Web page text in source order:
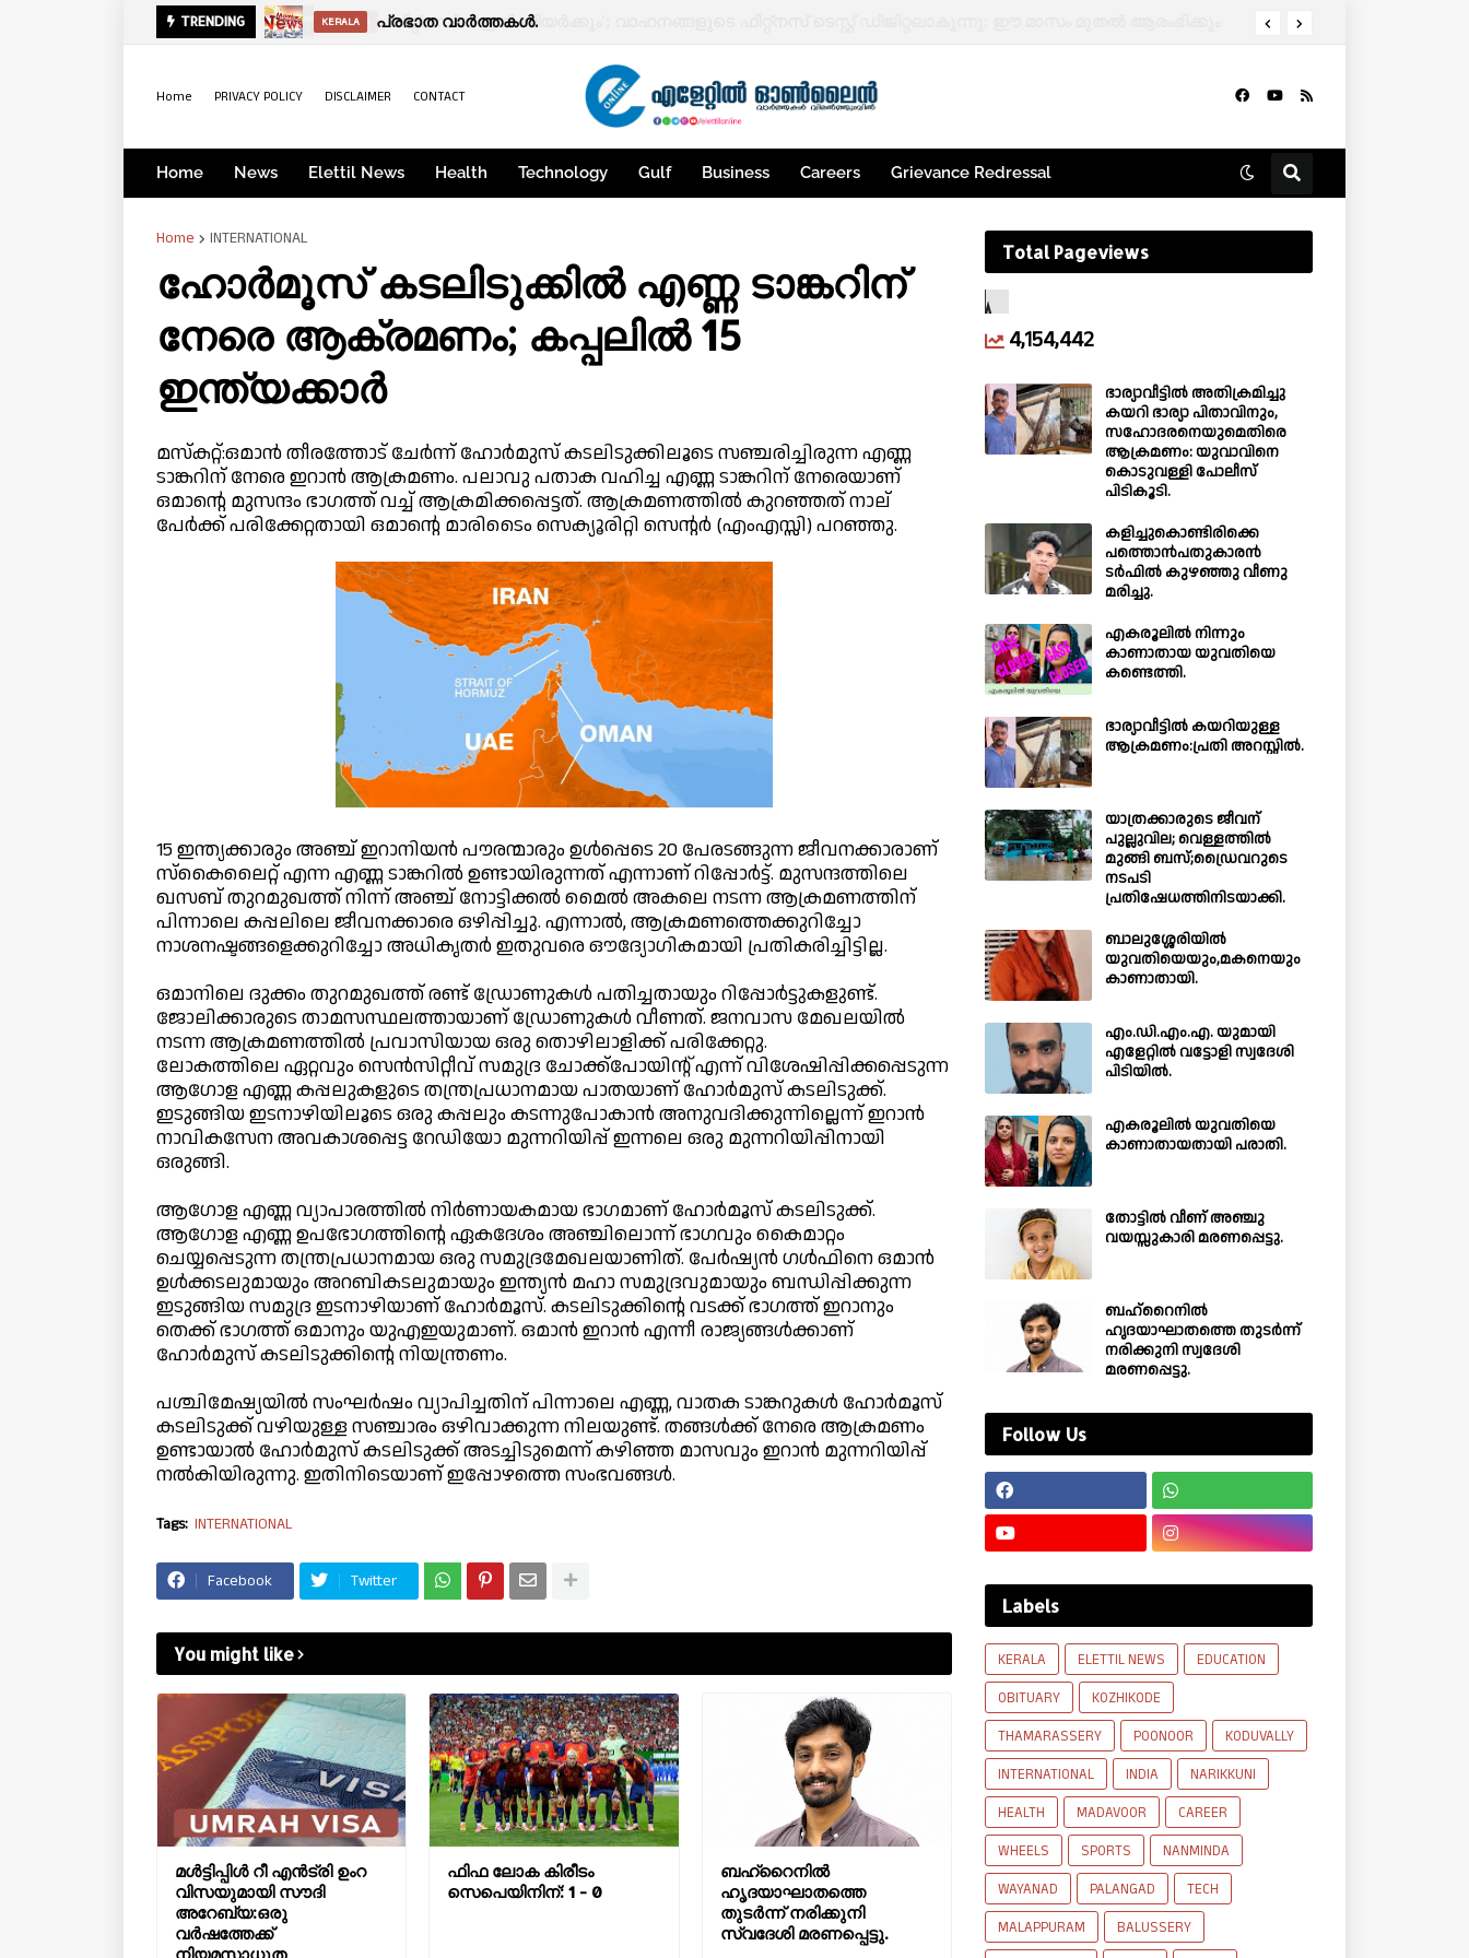
TRENDING KERALA പ്രഭാത വാർത്തകൾ.
Home PRIVACY POLICY DISCLAIMER CONTACT
Home News Elettil News Health Technology Gulf Business Careers Grievance Redressal
Home INTERNATIONAL
ഹോര്‍മൂസ് കടലിടുക്കില്‍ എണ്ണ ടാങ്കറിന്
നേരെ ആക്രമണം; കപ്പലില്‍ 15
ഇന്ത്യക്കാർ
മസ്‌കറ്റ്:ഒമാന്‍ തീരത്തോട് ചേര്‍ന്ന് ഹോര്‍മുസ് കടലിടുക്കിലൂടെ സഞ്ചരിച്ചിരുന്ന എണ്ണ
ടാങ്കറിന് നേരെ ഇറാന്‍ ആക്രമണം. പലാവു പതാക വഹിച്ച എണ്ണ ടാങ്കറിന് നേരെയാണ്
ഒമാന്റെ മുസന്ദം ഭാഗത്ത് വച്ച് ആക്രമിക്കപ്പെട്ടത്. ആക്രമണത്തില്‍ കുറഞ്ഞത് നാല്
പേര്‍ക്ക് പരിക്കേറ്റതായി ഒമാന്റെ മാരിടൈം സെക്യൂരിറ്റി സെന്റര്‍ (എംഎസ്സി) പറഞ്ഞു.
15 ഇന്ത്യക്കാരും അഞ്ച് ഇറാനിയന്‍ പൗരന്മാരും ഉള്‍പ്പെടെ 20 പേരടങ്ങുന്ന ജീവനക്കാരാണ്
സ്‌കൈലൈറ്റ് എന്ന എണ്ണ ടാങ്കറില്‍ ഉണ്ടായിരുന്നത് എന്നാണ് റിപ്പോര്‍ട്ട്. മുസന്ദത്തിലെ
ഖസബ് തുറമുഖത്ത് നിന്ന് അഞ്ച് നോട്ടിക്കല്‍ മൈല്‍ അകലെ നടന്ന ആക്രമണത്തിന്
പിന്നാലെ കപ്പലിലെ ജീവനക്കാരെ ഒഴിപ്പിച്ചു. എന്നാല്‍, ആക്രമണത്തെക്കുറിച്ചോ
നാശനഷ്ടങ്ങളെക്കുറിച്ചോ അധികൃതര്‍ ഇതുവരെ ഔദ്യോഗികമായി പ്രതികരിച്ചിട്ടില്ല.
ഒമാനിലെ ദുക്കം തുറമുഖത്ത് രണ്ട് ഡ്രോണുകള്‍ പതിച്ചതായും റിപ്പോര്‍ട്ടുകളുണ്ട്.
ജോലിക്കാരുടെ താമസസ്ഥലത്തായാണ് ഡ്രോണുകള്‍ വീണത്. ജനവാസ മേഖലയില്‍
നടന്ന ആക്രമണത്തില്‍ പ്രവാസിയായ ഒരു തൊഴിലാളിക്ക് പരിക്കേറ്റു.
ലോകത്തിലെ ഏറ്റവും സെന്‍സിറ്റീവ് സമുദ്ര ചോക്ക്പോയിന്റ് എന്ന് വിശേഷിപ്പിക്കപ്പെടുന്ന
ആഗോള എണ്ണ കപ്പലുകളുടെ തന്ത്രപ്രധാനമായ പാതയാണ് ഹോര്‍മുസ് കടലിടുക്ക്.
ഇടുങ്ങിയ ഇടനാഴിയിലൂടെ ഒരു കപ്പലും കടന്നുപോകാന്‍ അനുവദിക്കുന്നില്ലെന്ന് ഇറാന്‍
നാവികസേന അവകാശപ്പെട്ട റേഡിയോ മുന്നറിയിപ്പ് ഇന്നലെ ഒരു മുന്നറിയിപ്പിനായി
ഒരുങ്ങി.
ആഗോള എണ്ണ വ്യാപാരത്തില്‍ നിര്‍ണായകമായ ഭാഗമാണ് ഹോര്‍മൂസ് കടലിടുക്ക്.
ആഗോള എണ്ണ ഉപഭോഗത്തിന്റെ ഏകദേശം അഞ്ചിലൊന്ന് ഭാഗവും കൈമാറ്റം
ചെയ്യപ്പെടുന്ന തന്ത്രപ്രധാനമായ ഒരു സമുദ്രമേഖലയാണിത്. പേര്‍ഷ്യന്‍ ഗള്‍ഫിനെ ഒമാന്‍
ഉള്‍ക്കടലുമായും അറബികടലുമായും ഇന്ത്യന്‍ മഹാ സമുദ്രവുമായും ബന്ധിപ്പിക്കുന്ന
ഇടുങ്ങിയ സമുദ്ര ഇടനാഴിയാണ് ഹോര്‍മൂസ്. കടലിടുക്കിന്റെ വടക്ക് ഭാഗത്ത് ഇറാനും
തെക്ക് ഭാഗത്ത് ഒമാനും യുഎഇയുമാണ്. ഒമാന്‍ ഇറാന്‍ എന്നീ രാജ്യങ്ങള്‍ക്കാണ്
ഹോര്‍മുസ് കടലിടുക്കിന്റെ നിയന്ത്രണം.
പശ്ചിമേഷ്യയില്‍ സംഘര്‍ഷം വ്യാപിച്ചതിന് പിന്നാലെ എണ്ണ, വാതക ടാങ്കറുകള്‍ ഹോര്‍മൂസ്
കടലിടുക്ക് വഴിയുള്ള സഞ്ചാരം ഒഴിവാക്കുന്ന നിലയുണ്ട്. തങ്ങള്‍ക്ക് നേരെ ആക്രമണം
ഉണ്ടായാല്‍ ഹോര്‍മുസ് കടലിടുക്ക് അടച്ചിടുമെന്ന് കഴിഞ്ഞ മാസവും ഇറാന്‍ മുന്നറിയിപ്പ്
നല്‍കിയിരുന്നു. ഇതിനിടെയാണ് ഇപ്പോഴത്തെ സംഭവങ്ങള്‍.
Tags: INTERNATIONAL
Facebook Twitter
You might like
മൾട്ടിപ്പിൾ റീ എൻട്രി ഉംറ
വിസയുമായി സൗദി
അറേബ്യ:ഒരു
വർഷത്തേക്ക്
ഫിഫ ലോക കിരീടം
സെപെയിനിന്: 1 - 0
ബഹ്‌റൈനിൽ
ഹൃദയാഘാതത്തെ
തുടർന്ന് നരിക്കുനി
സ്വദേശി മരണപ്പെട്ടു.
Total Pageviews
4,154,442
ഭാര്യാവീട്ടിൽ അതിക്രമിച്ചു
കയറി ഭാര്യാ പിതാവിനും,
സഹോദരനെയുമെതിരെ
ആക്രമണം: യുവാവിനെ
കൊടുവള്ളി പോലീസ്
പിടികൂടി.
കളിച്ചുകൊണ്ടിരിക്കെ
പത്തൊൻപതുകാരൻ
ടർഫിൽ കുഴഞ്ഞു വീണു
മരിച്ചു.
എകരൂലിൽ നിന്നും
കാണാതായ യുവതിയെ
കണ്ടെത്തി.
ഭാര്യാവീട്ടിൽ കയറിയുള്ള
ആക്രമണം:പ്രതി അറസ്റ്റിൽ.
യാത്രക്കാരുടെ ജീവന്
പുല്ലുവില; വെള്ളത്തിൽ
മുങ്ങി ബസ്;ഡ്രൈവറുടെ
നടപടി
പ്രതിഷേധത്തിനിടയാക്കി.
ബാലുശ്ശേരിയില്‍
യുവതിയെയും,മകനെയും
കാണാതായി.
എം.ഡി.എം.എ. യുമായി
എളേറ്റിൽ വട്ടോളി സ്വദേശി
പിടിയിൽ.
എകരൂലിൽ യുവതിയെ
കാണാതായതായി പരാതി.
തോട്ടിൽ വീണ് അഞ്ചു
വയസ്സുകാരി മരണപ്പെട്ടു.
ബഹ്‌റൈനിൽ
ഹൃദയാഘാതത്തെ തുടർന്ന്
നരിക്കുനി സ്വദേശി
മരണപ്പെട്ടു.
Follow Us
Labels
KERALA ELETTIL NEWS
EDUCATION
OBITUARY
KOZHIKODE
THAMARASSERY
POONOOR
KODUVALLY
INTERNATIONAL
INDIA
NARIKKUNI
HEALTH
MADAVOOR
CAREER
WHEELS
SPORTS
NANMINDA
WAYANAD
PALANGAD
TECH
MALAPPURAM
BALUSSERY